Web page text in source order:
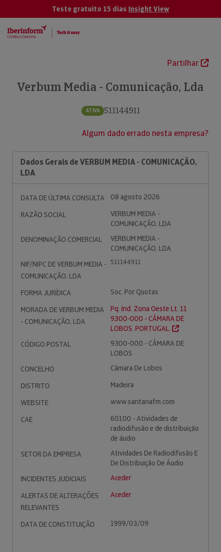
Teste gratuito 15 dias Insight View
Partilhar
Verbum Media - Comunicação, Lda
ATIVA 511144911
Algum dado errado nesta empresa?
Dados Gerais de VERBUM MEDIA - COMUNICAÇÃO,
LDA
DATA DE ÚLTIMA CONSULTA
08 agosto 2026
RAZÃO SOCIAL
VERBUM MEDIA -
COMUNICAÇÃO, LDA
DENOMINAÇÃO COMERCIAL
VERBUM MEDIA -
COMUNICAÇÃO, LDA
NIF/NIPC DE VERBUM MEDIA -
COMUNICAÇÃO, LDA
511144911
FORMA JURÍDICA
Soc. Por Quotas
MORADA DE VERBUM MEDIA
- COMUNICAÇÃO, LDA
Pq. Ind. Zona Oeste Lt. 11
9300-000 - CÂMARA DE
LOBOS. PORTUGAL.
CÓDIGO POSTAL
9300-000 - CÂMARA DE
LOBOS
CONCELHO
Câmara De Lobos
DISTRITO
Madeira
WEBSITE
www.santanafm.com
CAE
60100 - Atividades de
radiodifusão e de distribuição
de áudio
SETOR DA EMPRESA
Atividades De Radiodifusão E
De Distribuição De Áudio
INCIDENTES JUDICIAIS
Aceder
ALERTAS DE ALTERAÇÕES
RELEVANTES
Aceder
DATA DE CONSTITUIÇÃO 1999/03/09